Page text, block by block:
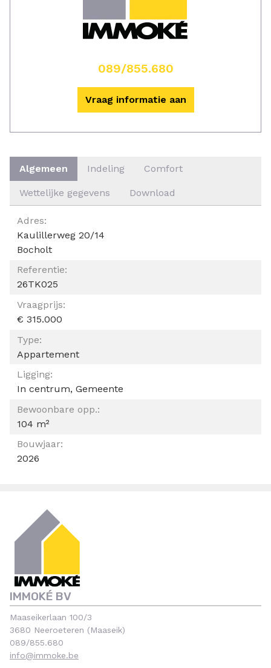
089/855.680
Vraag informatie aan
Algemeen Indeling Comfort
Wettelijke gegevens Download
ALGEMEEN
Adres:
Kaulillerweg 20/14
Bocholt
Referentie:
26TK025
Vraagprijs:
€ 315.000
Type:
Appartement
Ligging:
In centrum, Gemeente
Bewoonbare opp.:
104 m²
Bouwjaar:
2026
IMMOKÉ BV
Maaseikerlaan 100/3
3680 Neeroeteren (Maaseik)
089/855.680
info@immoke.be